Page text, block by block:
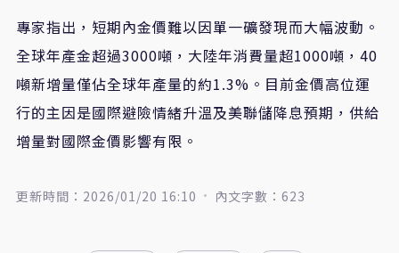
專家指出，短期內金價難以因單一礦發現而大幅波動。
全球年產金超過3000噸，大陸年消費量超1000噸，40
噸新增量僅佔全球年產量的約1.3%。目前金價高位運
行的主因是國際避險情緒升溫及美聯儲降息預期，供給
增量對國際金價影響有限。
更新時間：2026/01/20 16:10 內文字數：623